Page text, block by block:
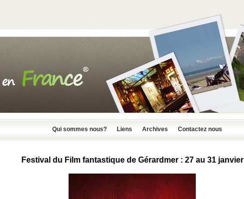
Qui sommes nous? Liens Archives Contactez nous
Festival du Film fantastique de Gérardmer : 27 au 31 janvier